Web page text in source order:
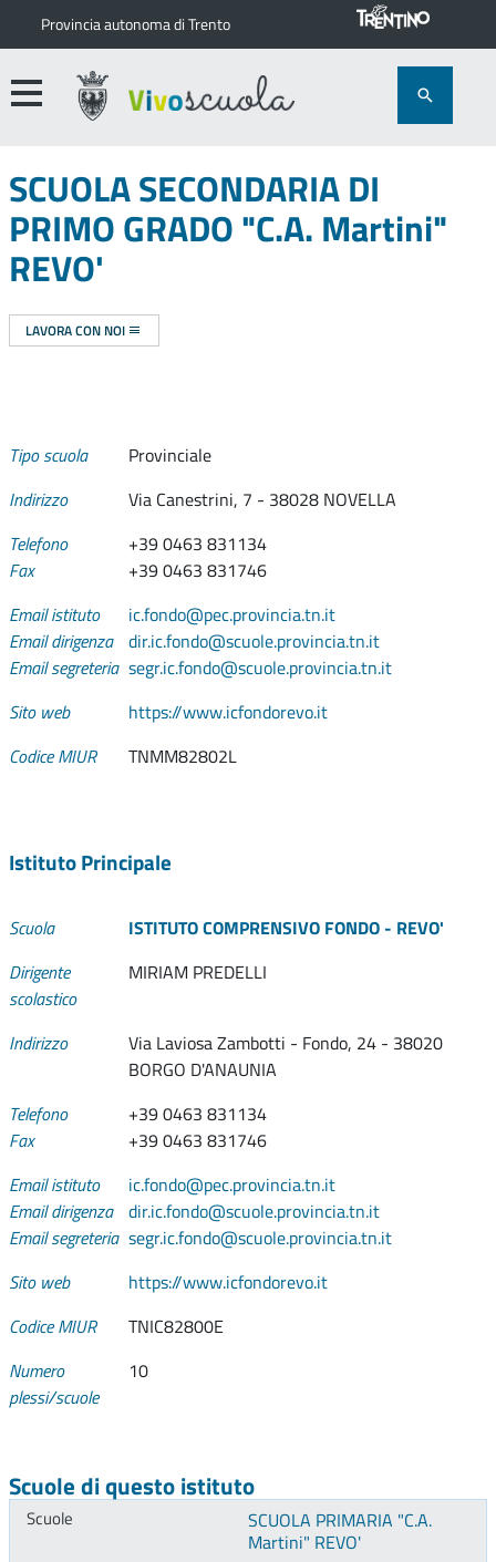
Provincia autonoma di Trento
SCUOLA SECONDARIA DI
PRIMO GRADO "C.A. Martini"
REVO'
LAVORA CON NOI
Tipo scuola
Provinciale
Indirizzo
Via Canestrini, 7 - 38028 NOVELLA
Telefono
+39 0463 831134
Fax
+39 0463 831746
Email istituto
ic.fondo@pec.provincia.tn.it
Email dirigenza dir.ic.fondo@scuole.provincia.tn.it
Email segreteria segr.ic.fondo@scuole.provincia.tn.it
Sito web
https://www.icfondorevo.it
Codice MIUR
TNMM82802L
Istituto Principale
Scuola
ISTITUTO COMPRENSIVO FONDO - REVO'
Dirigente
scolastico
MIRIAM PREDELLI
Indirizzo
Via Laviosa Zambotti - Fondo, 24 - 38020
BORGO D'ANAUNIA
Telefono
+39 0463 831134
Fax
+39 0463 831746
Email istituto
ic.fondo@pec.provincia.tn.it
Email dirigenza dir.ic.fondo@scuole.provincia.tn.it
Email segreteria segr.ic.fondo@scuole.provincia.tn.it
Sito web
https://www.icfondorevo.it
Codice MIUR
TNIC82800E
Numero
plessi/scuole
10
Scuole di questo istituto
SCUOLA PRIMARIA "C.A.
Martini" REVO'